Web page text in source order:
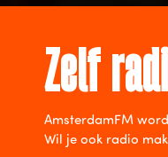
Zelf
AmsterdamFM
Wil je ook radio